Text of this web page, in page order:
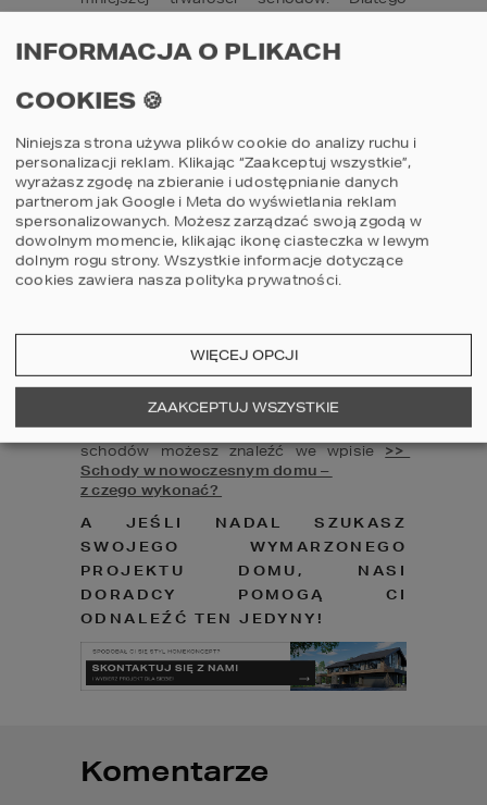
właśnie tak ważne są wiedza i
element. Szukając odpowiednich
polecenia, opinie i zdjęcia z realizacji –
specjalistów!
Kończąc ten krótki opis schodów
dywanowych, chcemy wspomnieć o
ostatniej kwestii jaką jest cena. I chyba
nikogo nie zdziwi fakt, że koszty wykonania
schodów dywanowych zazwyczaj są wyższe
od ceny jaką zapłacisz za schody w
konstrukcji tradycyjnej. A wiąże się to
zrekompensuje Ci wszystko.
Ponadczasowy design we wnętrzu
własnego domu jest przecież bezcenny.
Więcej naszych wskazówek w temacie
schodów możesz znaleźć we wpisie >>
Schody w nowoczesnym domu –
z czego wykonać?
A JEŚLI NADAL SZUKASZ
SWOJEGO WYMARZONEGO
PROJEKTU DOMU, NASI
DORADCY POMOGĄ CI
ODNALEŹĆ TEN JEDYNY!
Komentarze
INFORMACJA O PLIKACH
COOKIES 🍪
Niniejsza strona używa plików cookie do analizy ruchu i
personalizacji reklam. Klikając “Zaakceptuj wszystkie”,
wyrażasz zgodę na zbieranie i udostępnianie danych
partnerom jak Google i Meta do wyświetlania reklam
spersonalizowanych. Możesz zarządzać swoją zgodą w
dowolnym momencie, klikając ikonę ciasteczka w lewym
dolnym rogu strony. Wszystkie informacje dotyczące
cookies zawiera nasza polityka prywatności.
WIĘCEJ OPCJI
ZAAKCEPTUJ WSZYSTKIE